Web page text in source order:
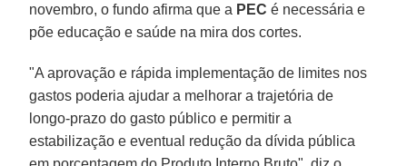
novembro, o fundo afirma que a PEC é necessária e
põe educação e saúde na mira dos cortes.
"A aprovação e rápida implementação de limites nos
gastos poderia ajudar a melhorar a trajetória de
longo-prazo do gasto público e permitir a
estabilização e eventual redução da dívida pública